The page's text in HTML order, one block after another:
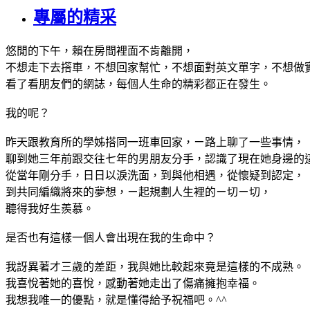
專屬的精采
悠閒的下午，賴在房間裡面不肯離開，
不想走下去撘車，不想回家幫忙，不想面對英文單字，不想做
看了看朋友們的網誌，每個人生命的精彩都正在發生。
我的呢？
昨天跟教育所的學姊搭同一班車回家，ㄧ路上聊了一些事情，
聊到她三年前跟交往七年的男朋友分手，認識了現在她身邊的
從當年剛分手，日日以淚洗面，到與他相遇，從懷疑到認定，
到共同編織將來的夢想，ㄧ起規劃人生裡的ㄧ切ㄧ切，
聽得我好生羨慕。
是否也有這樣一個人會出現在我的生命中？
我訝異著才三歲的差距，我與她比較起來竟是這樣的不成熟。
我喜悅著她的喜悅，感動著她走出了傷痛擁抱幸福。
我想我唯一的優點，就是懂得給予祝福吧。^^